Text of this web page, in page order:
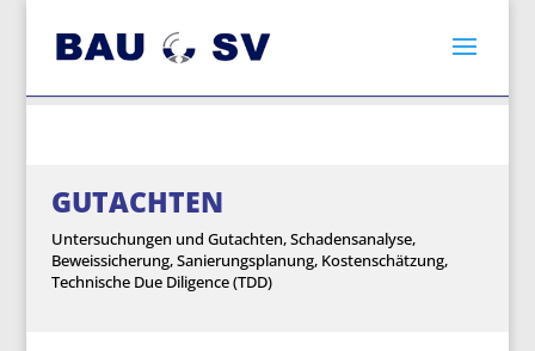
GUTACHTEN
Untersuchungen und Gutachten, Schadensanalyse,
Beweissicherung, Sanierungsplanung, Kostenschätzung,
Technische Due Diligence (TDD)